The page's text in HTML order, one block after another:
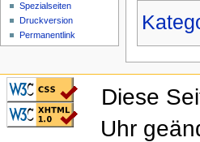
Spezialseiten
Druckversion
Permanentlink
CSS ist valide!
Valid XHTML 1.0
Transitional
Diese
Uhr